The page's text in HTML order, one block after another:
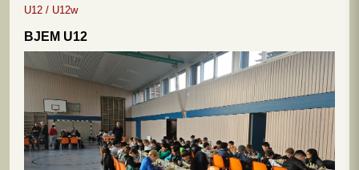
U12 / U12w
BJEM U12